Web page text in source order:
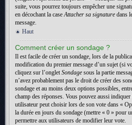
suite, vous pourrez toujours empêcher une
en décochant la caseAttacher sa signature dans
message.
Haut
Comment créer un sondage ?
Il est facile de créer un sondage, lors de la
modification du premier message d’un sujet (si
cliquez sur l’ongletSondage sous la partie
n’avez probablement pas le droit de créer des
sondage et au moins deux options possibles,
champ des réponses. Vous pouvez aussi
utilisateur peut choisir lors de son vote dans «
la durée en jours du sondage (mettre « 0 » pour
permettre aux utilisateurs de modifier leur vote.